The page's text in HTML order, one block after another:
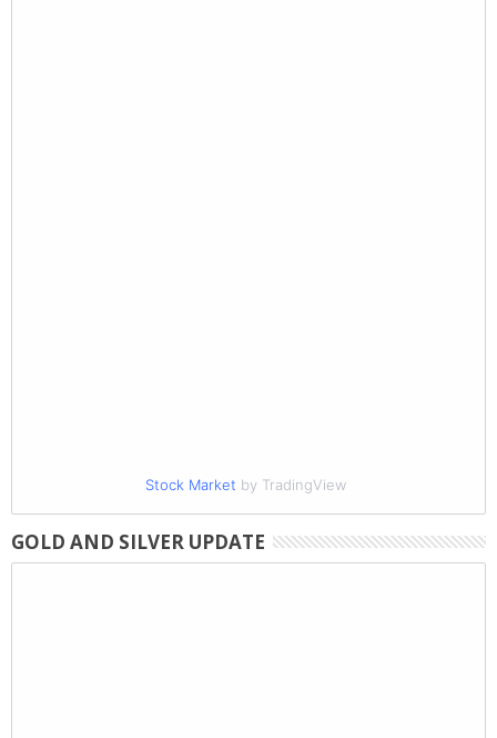
Stock Market by TradingView
GOLD AND SILVER UPDATE